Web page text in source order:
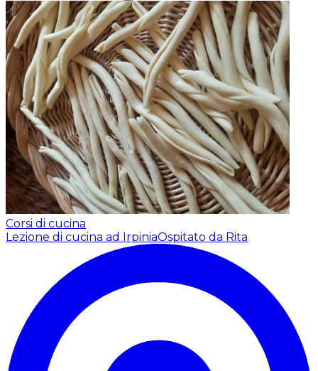
Corsi di cucina
Lezione di cucina ad IrpiniaOspitato da Rita